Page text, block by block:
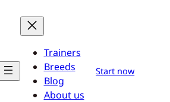
Trainers
Breeds
Blog
About us
Start now